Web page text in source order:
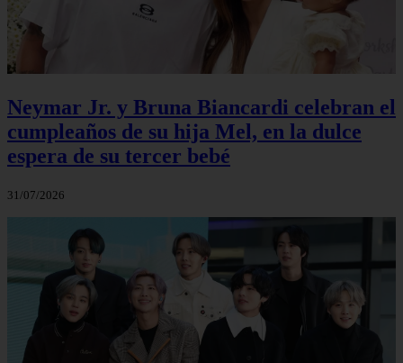
Neymar Jr. y Bruna Biancardi celebran el
cumpleaños de su hija Mel, en la dulce
espera de su tercer bebé
31/07/2026